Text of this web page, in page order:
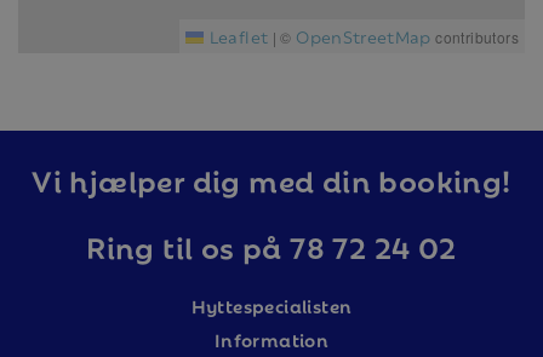
Leaflet | © OpenStreetMap contributors
Vi hjælper dig med din booking!
Ring til os på 78 72 24 02
Hyttespecialisten
Information